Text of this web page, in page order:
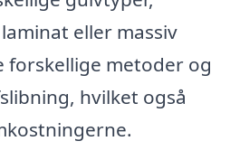
eller massiv
metoder og
hvilket også